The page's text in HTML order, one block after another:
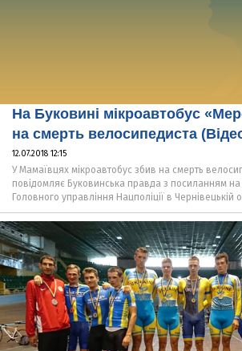
На Буковині мікроавтобус
на смерть велосипедиста
12.07.2018 12:15
У Мамаївцях мікроавтобус збив на смерть
повідомляє Буковинська правда з посиланням
Головного управління Нацполіції в Чернівецькій